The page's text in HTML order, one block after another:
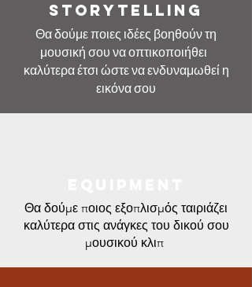
Storytelling
Θα δούμε ποιες ιδέες βοηθούν τη
μουσική σου να οπτικοποιήθει
καλύτερα έτσι ώστε να ενδυναμωθεί η
εικόνα σου
Θα δούμε ποιος εξοπλισμός ταιριάζει
καλύτερα στις ανάγκες του δικού σου
μουσικού κλιπ